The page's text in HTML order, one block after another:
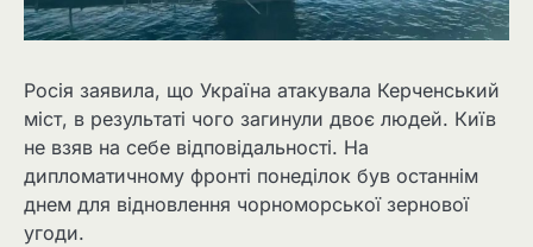
Росія заявила, що Україна атакувала Керченський
міст, в результаті чого загинули двоє людей. Київ
не взяв на себе відповідальності. На
дипломатичному фронті понеділок був останнім
днем для відновлення чорноморської зернової
угоди.